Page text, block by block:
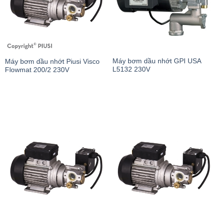
Máy bơm dầu nhớt Piusi Visco
Flowmat 200/2 230V
Máy bơm dầu nhớt GPI USA
L5132 230V